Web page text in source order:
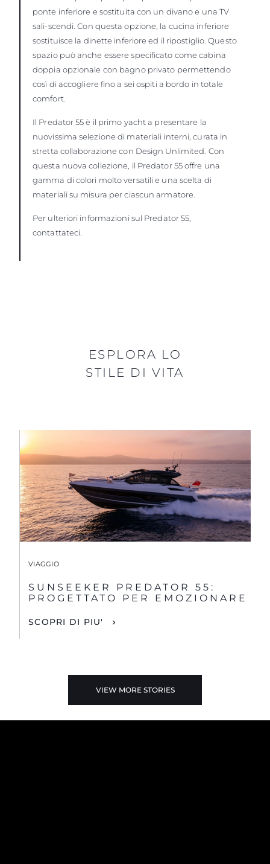
ponte inferiore e sostituita con un divano e una TV
sali-scendi. Con questa opzione, la cucina inferiore
sostituisce la dinette inferiore ed il ripostiglio. Questo
spazio può anche essere specificato come cabina
doppia opzionale con bagno privato permettendo
così di accogliere fino a sei ospiti a bordo in totale
comfort.
Il Predator 55 è il primo yacht a presentare la
nuovissima selezione di materiali interni, curata in
stretta collaborazione con Design Unlimited. Con
questa nuova collezione, il Predator 55 offre una
gamma di colori molto versatili e una scelta di
materiali su misura per ciascun armatore.
Per ulteriori informazioni sul Predator 55,
contattateci.
ESPLORA LO
STILE DI VITA
VIAGGIO
SUNSEEKER PREDATOR 55:
PROGETTATO PER EMOZIONARE
SCOPRI DI PIU'
VIEW MORE STORIES